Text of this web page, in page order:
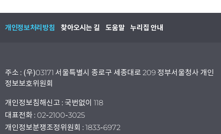
개인정보처리방침 찾아오시는 길 도움말 누리집 안내
주소 : (우)03171 서울특별시 종로구 세종대로 209 정부서울청사 개인
정보보호위원회
개인정보침해신고 : 국번없이 118
대표전화 : 02-2100-3025
개인정보분쟁조정위원회 : 1833-6972